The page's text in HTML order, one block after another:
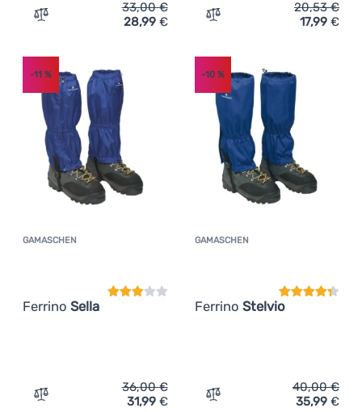
Zum Vergleich 'Kinder-Gamaschen Tatonka Gaiter 420
33,00€
28,99 € Zum Vergleich
20,53€
17,99 €
GAMASCHEN
Ferrino Sella
Kundenbewertung
-11 %
Zum Vergleich 'Gamaschen Ferrino Sella' hinzufügen
36,00€
31,99 €
GAMASCHEN
Ferrino Stelvio
-10%
Zum Vergleich
40,00€
35,99 €